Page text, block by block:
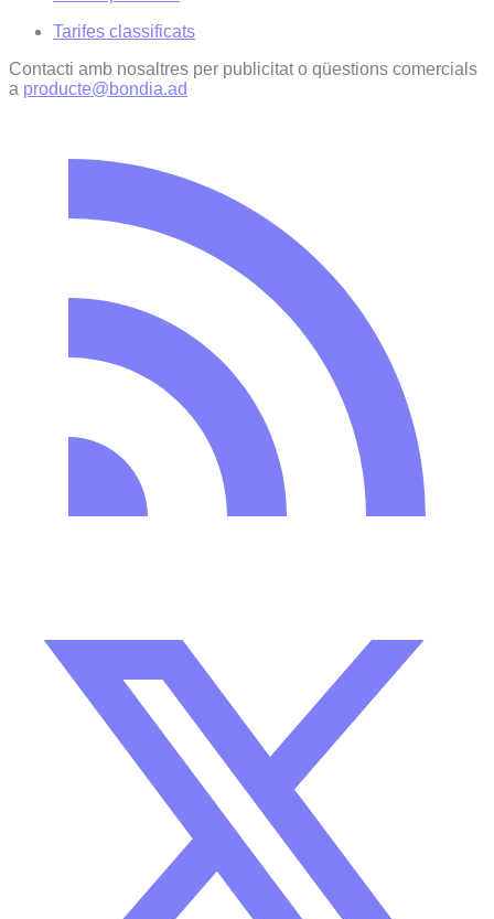
Tarifes classificats
Contacti amb nosaltres per publicitat o qüestions comercials
a producte@bondia.ad